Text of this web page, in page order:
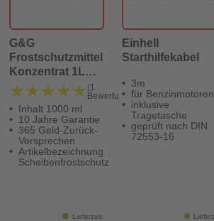
G&G
Frostschutzmittel
Konzentrat 1L
-60°C
★★★★★
★★★★★ (1
Bewertung)
Inhalt 1000 ml
10 Jahre Garantie
365 Geld-Zurück-
Versprechen
Artikelbezeichnung
Scheibenfrostschutz
Lieferzeit:
Einhell
Starthilfekabel
3m
für Benzinmotoren
inklusive
Tragetasche
geprüft nach DIN
72553-16